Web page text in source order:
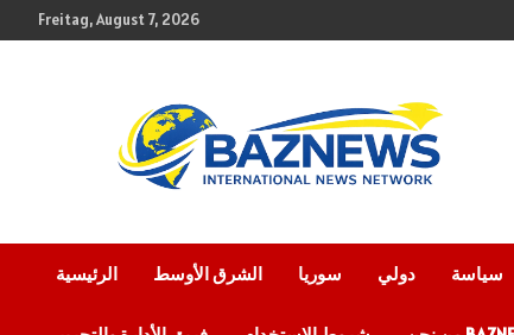
to
Freitag, August 7, 2026
BAZNEWS
الرئيسية الشرق الأوسط سوريا دولي سياسة